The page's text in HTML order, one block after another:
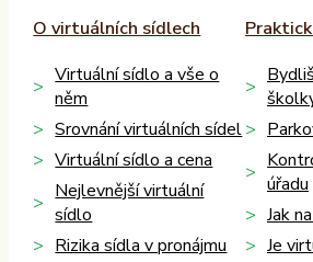
O virtuálních sídlech
Virtuální sídlo a vše o
něm
Srovnání virtuálních sídel
Virtuální sídlo a cena
Nejlevnější virtuální
sídlo
Rizika sídla v pronájmu
úřadu
Jak
Je